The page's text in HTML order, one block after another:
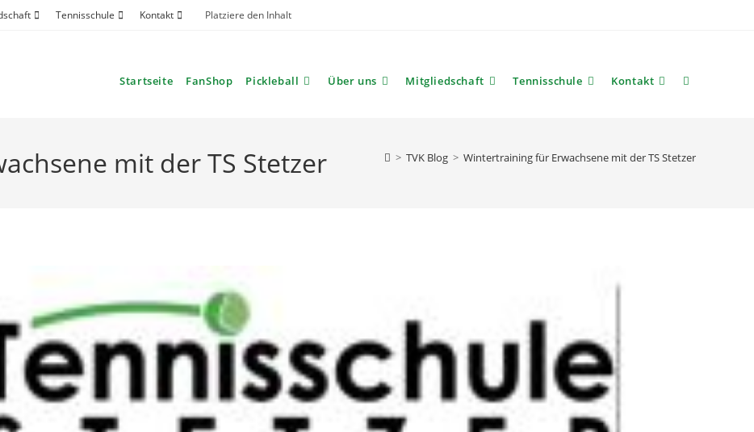
Tennisschule Kontakt Platziere den Inhalt
Startseite FanShop Pickleball Über uns Mitgliedschaft Tennisschule Kontakt Website-
mit der TS Stetzer > TVK Blog > Wintertraining für Erwachsene mit der TS Stetzer